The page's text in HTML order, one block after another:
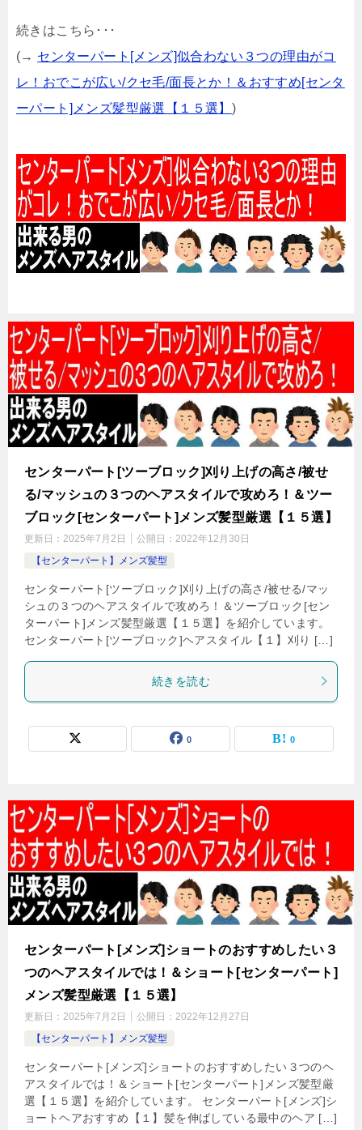
続きはこちら･･･
(→ センターパート[メンズ]似合わない３つの理由がコ
レ！おでこが広い/クセ毛/面長とか！＆おすすめ[センタ
ーパート]メンズ髪型厳選【１５選】 )
センターパート[ツーブロック]刈り上げの高さ/被せ
る/マッシュの３つのヘアスタイルで攻めろ！＆ツー
ブロック[センターパート]メンズ髪型厳選【１５選】
更新日： 2025年7月2日 公開日： 2022年12月30日
【センターパート】メンズ髪型
センターパート[ツーブロック]刈り上げの高さ/被せる/マッ
シュの３つのヘアスタイルで攻めろ！＆ツーブロック[セン
ターパート]メンズ髪型厳選【１５選】を紹介しています。
センターパート[ツーブロック]ヘアスタイル【１】刈り […]
続きを読む
0 0
センターパート[メンズ]ショートのおすすめしたい３
つのヘアスタイルでは！＆ショート[センターパート]
メンズ髪型厳選【１５選】
更新日： 2025年7月2日 公開日： 2022年12月27日
【センターパート】メンズ髪型
センターパート[メンズ]ショートのおすすめしたい３つのヘ
アスタイルでは！＆ショート[センターパート]メンズ髪型厳
選【１５選】を紹介しています。 センターパート[メンズ]シ
ョートヘアおすすめ【１】髪を伸ばしている最中のヘア […]